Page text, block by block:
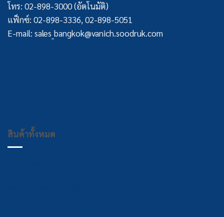
โทร: 02-898-3000 (อัตโนมัติ)
แฟ็กซ์: 02-898-3336, 02-898-5051
E-mail: sales_bangkok@vanich.soodruk.com
สินค้าทั้งหมด